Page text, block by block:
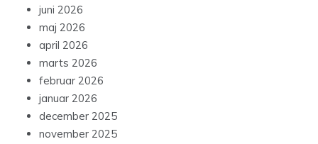
juni 2026
maj 2026
april 2026
marts 2026
februar 2026
januar 2026
december 2025
november 2025